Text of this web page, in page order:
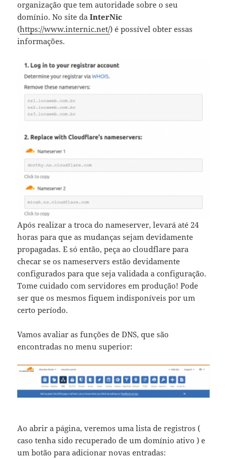
organização que tem autoridade sobre o seu
domínio. No site daInterNic
(https://www.internic.net/) é possível obter essas
informações.
Após realizar a troca do nameserver, levará até 24
horas para que as mudanças sejam devidamente
propagadas. E só então, peça ao cloudflare para
checar se os nameservers estão devidamente
configurados para que seja validada a configuração.
Tome cuidado com servidores em produção! Pode
ser que os mesmos fiquem indisponíveis por um
certo período.
Vamos avaliar as funções de DNS, que são
encontradas no menu superior:
Ao abrir a página, veremos uma lista de registros (
caso tenha sido recuperado de um domínio ativo ) e
um botão para adicionar novas entradas: